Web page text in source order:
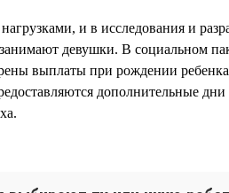
и в исследования и
девушки. В социальном
выплаты при рождении
дополнительные